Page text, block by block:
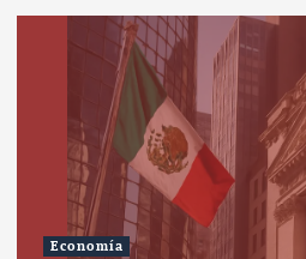
Economía